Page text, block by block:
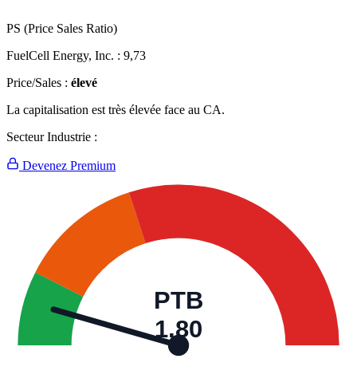
PS (Price Sales Ratio)
FuelCell Energy, Inc. : 9,73
Price/Sales : élevé
La capitalisation est très élevée face au CA.
Secteur Industrie :
Devenez Premium
PTB
1,80